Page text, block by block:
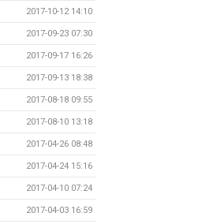
2017-10-12 14:10
2017-09-23 07:30
2017-09-17 16:26
2017-09-13 18:38
2017-08-18 09:55
2017-08-10 13:18
2017-04-26 08:48
2017-04-24 15:16
2017-04-10 07:24
2017-04-03 16:59